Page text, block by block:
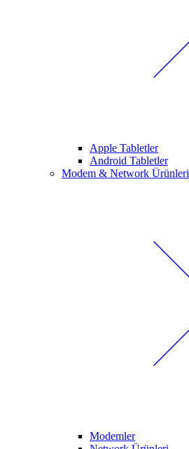
Apple Tabletler
Android Tabletler
Modem & Network Ürünleri
Modemler